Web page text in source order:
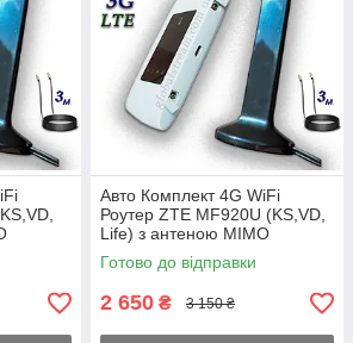
Авто Комплект 4G WiFi
Роутер ZTE MF920U (KS,VD,
Life) з антеною MIMO
2×16dbi Магніт 3 м.
Готово до відправки
2 650 ₴ 3 150 ₴